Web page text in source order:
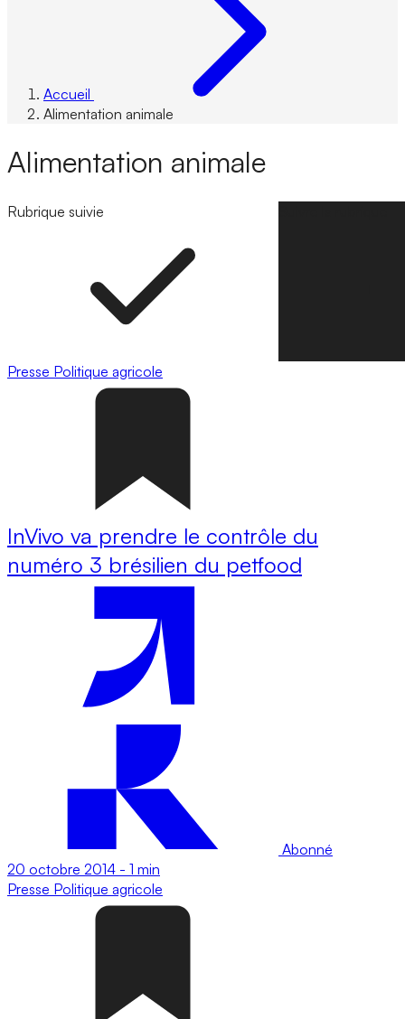
Accueil
Alimentation animale
Alimentation animale
Rubrique suivie
Presse Politique agricole
InVivo va prendre le contrôle du
numéro 3 brésilien du petfood
Abonné
20 octobre 2014 - 1 min
Presse Politique agricole